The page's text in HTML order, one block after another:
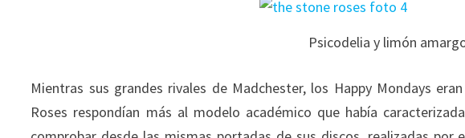
Psicodelia y limón
Mientras sus grandes rivales de Madchester, los Happy Mondays
Roses respondían más al modelo académico que había